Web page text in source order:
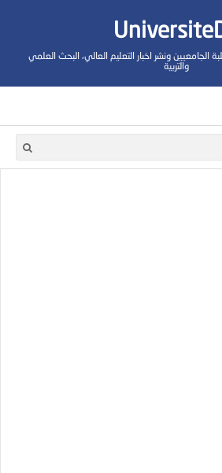
ونشر اخبار التعليم العالي، البحث العلمي
والتربية